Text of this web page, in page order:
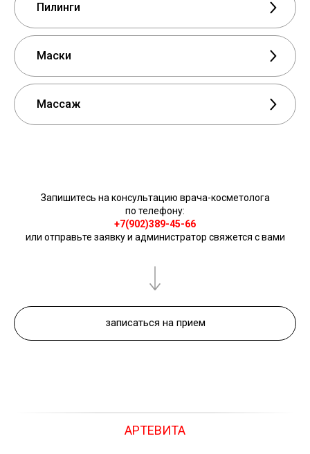
Пилинги
Маски
Массаж
Запишитесь на консультацию врача-косметолога
по телефону:
+7(902)389-45-66
или отправьте заявку и администратор свяжется с вами
записаться на прием
АРТЕВИТА